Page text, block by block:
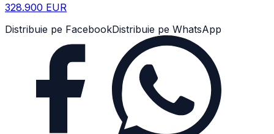
328.900 EUR
Distribuie pe FacebookDistribuie pe WhatsApp